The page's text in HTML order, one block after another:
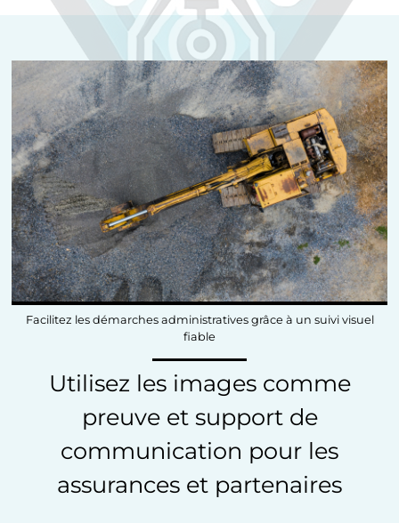
Facilitez les démarches administratives grâce à un suivi visuel
fiable
Utilisez les images comme
preuve et support de
communication pour les
assurances et partenaires